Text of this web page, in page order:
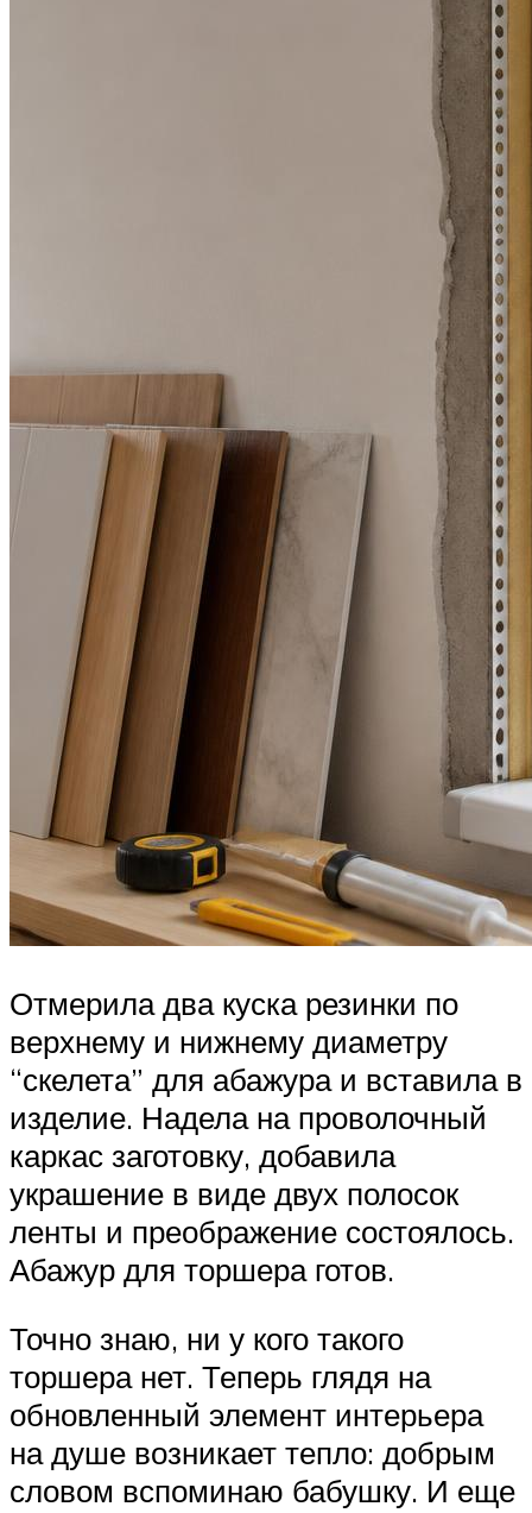
Отмерила два куска резинки по
верхнему и нижнему диаметру
“скелета” для абажура и вставила в
изделие. Надела на проволочный
каркас заготовку, добавила
украшение в виде двух полосок
ленты и преображение состоялось.
Абажур для торшера готов.
Точно знаю, ни у кого такого
торшера нет. Теперь глядя на
обновленный элемент интерьера
на душе возникает тепло: добрым
словом вспоминаю бабушку. И еще